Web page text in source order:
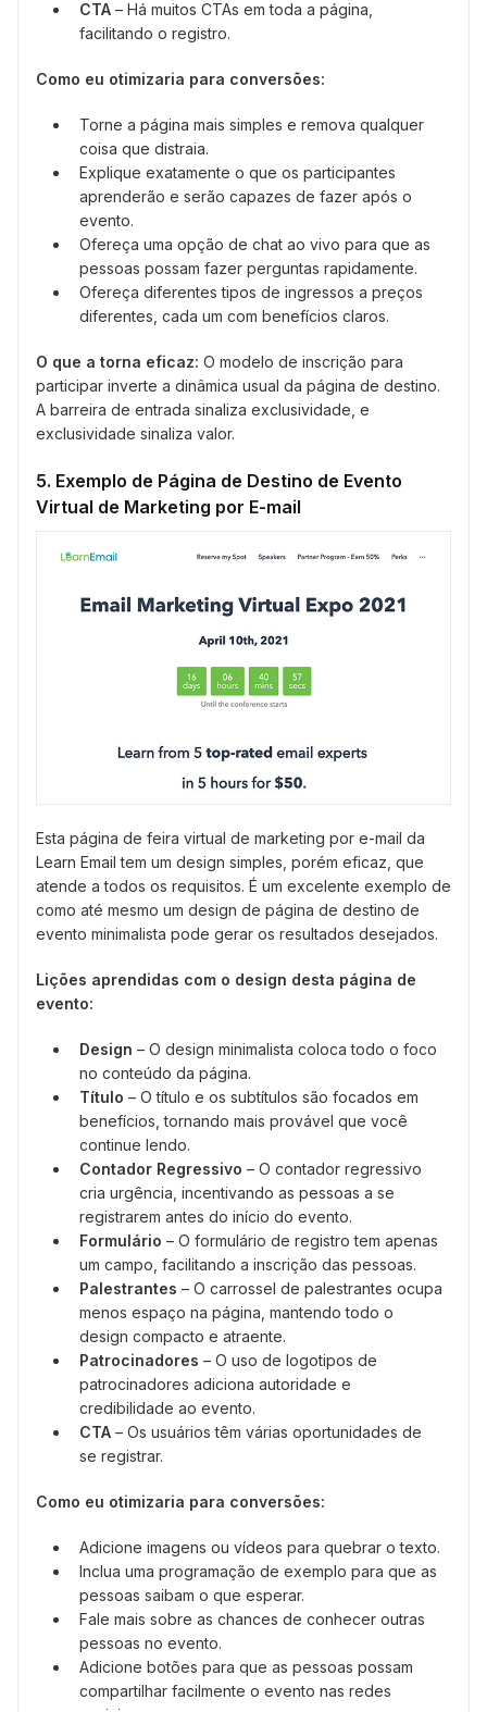
CTA – Há muitos CTAs em toda a página,
facilitando o registro.
Como eu otimizaria para conversões:
Torne a página mais simples e remova qualquer
coisa que distraia.
Explique exatamente o que os participantes
aprenderão e serão capazes de fazer após o
evento.
Ofereça uma opção de chat ao vivo para que as
pessoas possam fazer perguntas rapidamente.
Ofereça diferentes tipos de ingressos a preços
diferentes, cada um com benefícios claros.
O que a torna eficaz: O modelo de inscrição para
participar inverte a dinâmica usual da página de destino.
A barreira de entrada sinaliza exclusividade, e
exclusividade sinaliza valor.
5. Exemplo de Página de Destino de Evento
Virtual de Marketing por E-mail
Esta página de feira virtual de marketing por e-mail da
Learn Email tem um design simples, porém eficaz, que
atende a todos os requisitos. É um excelente exemplo de
como até mesmo um design de página de destino de
evento minimalista pode gerar os resultados desejados.
Lições aprendidas com o design desta página de
evento:
Design – O design minimalista coloca todo o foco
no conteúdo da página.
Título – O título e os subtítulos são focados em
benefícios, tornando mais provável que você
continue lendo.
Contador Regressivo – O contador regressivo
cria urgência, incentivando as pessoas a se
registrarem antes do início do evento.
Formulário – O formulário de registro tem apenas
um campo, facilitando a inscrição das pessoas.
Palestrantes – O carrossel de palestrantes ocupa
menos espaço na página, mantendo todo o
design compacto e atraente.
Patrocinadores – O uso de logotipos de
patrocinadores adiciona autoridade e
credibilidade ao evento.
CTA – Os usuários têm várias oportunidades de
se registrar.
Como eu otimizaria para conversões:
Adicione imagens ou vídeos para quebrar o texto.
Inclua uma programação de exemplo para que as
pessoas saibam o que esperar.
Fale mais sobre as chances de conhecer outras
pessoas no evento.
Adicione botões para que as pessoas possam
compartilhar facilmente o evento nas redes